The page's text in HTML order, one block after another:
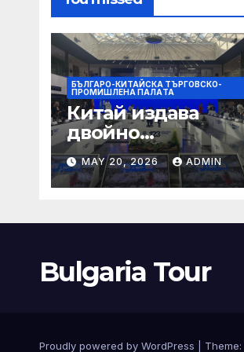
БЪЛГАРО-КИТАЙСКА ТЪРГОВСКО-
ПРОМИШЛЕНА ПАЛAТА
Китай издава
двойно
предупреждение
за силен дъжд и
пясъчни бури
MAY 20, 2026 ADMIN
Bulgaria Tour
Proudly powered by WordPress Theme: